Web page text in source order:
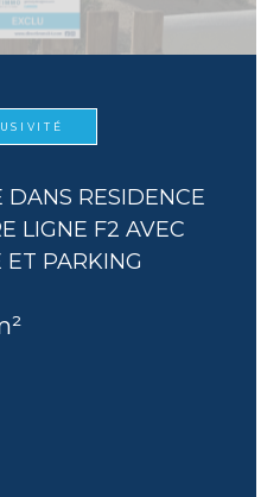
RESIDENCE
LIGNE F2 AVEC
ET PARKING